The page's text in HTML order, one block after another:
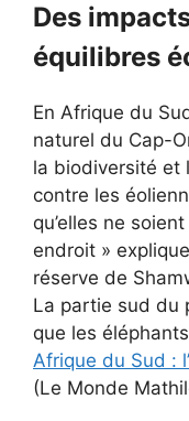
Des
équilibres
En Afrique du
naturel du Cap-
la biodiversité et
contre les
qu’elles ne
endroit »
réserve de
La partie sud du
que les
Afrique du Sud :
(Le Monde